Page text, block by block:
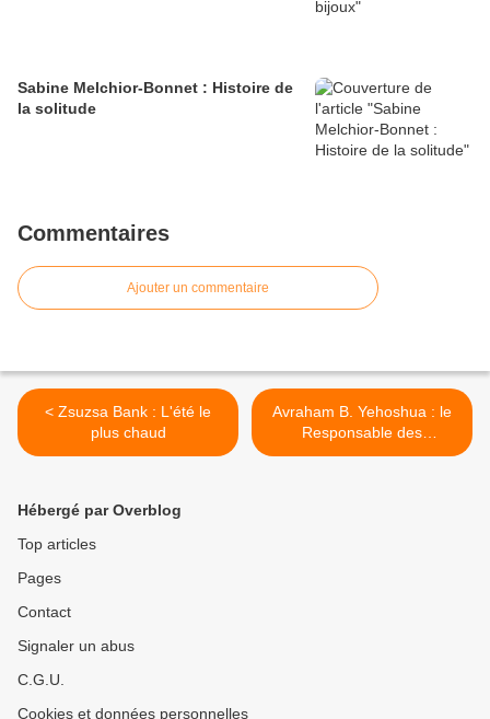
Sabine Melchior-Bonnet : Histoire de
la solitude
Commentaires
Ajouter un commentaire
< Zsuzsa Bank : L'été le
plus chaud
Avraham B. Yehoshua : le
Responsable des
ressources humaines >
Hébergé par Overblog
Top articles
Pages
Contact
Signaler un abus
C.G.U.
Cookies et données personnelles